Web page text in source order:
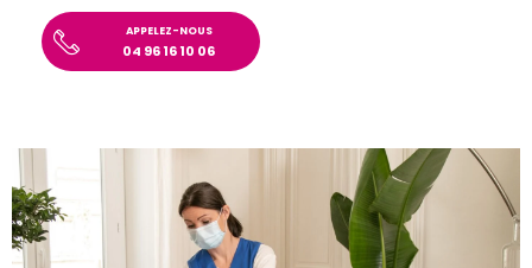
APPELEZ-NOUS
04 96 16 10 06